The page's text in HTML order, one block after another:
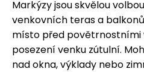
Markýzy jsou skvělou
venkovních teras a
místo před povětrnostními
posezení venku zútulní.
nad okna, výklady nebo